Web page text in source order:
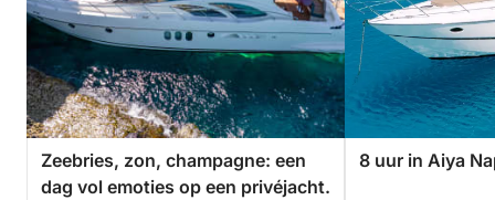
Zeebries, zon, champagne: een
dag vol emoties op een privéjacht.
8 uur in Aiya